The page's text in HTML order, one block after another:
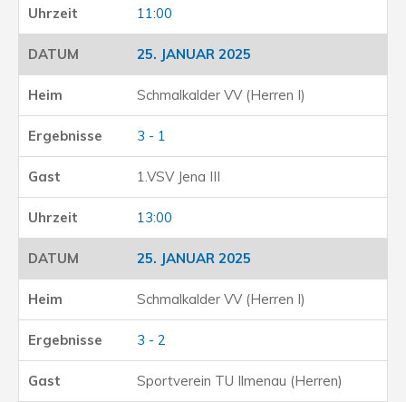
11:00
25. JANUAR 2025
Schmalkalder VV (Herren I)
3 - 1
1.VSV Jena III
13:00
25. JANUAR 2025
Schmalkalder VV (Herren I)
3 - 2
Sportverein TU Ilmenau (Herren)